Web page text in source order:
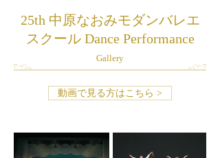
25th 中原なおみモダンバレエ
スクール Dance Performance
Gallery
動画で見る方はこちら >